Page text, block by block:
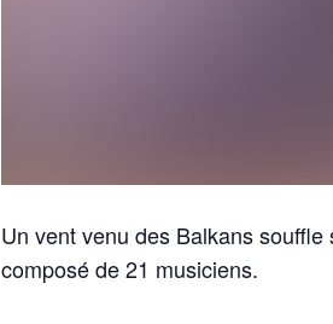
Un vent venu des Balkans
composé de 21 musiciens.